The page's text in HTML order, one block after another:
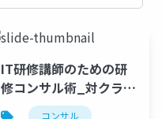
IT研修講師のための研
修コンサル術_対クライ
アント編.pptx
コンサル